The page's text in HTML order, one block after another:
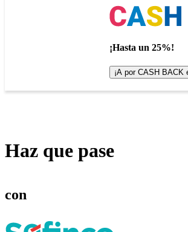
¡Hasta un 25%!
¡A por CASH BACK
Haz que pase
con